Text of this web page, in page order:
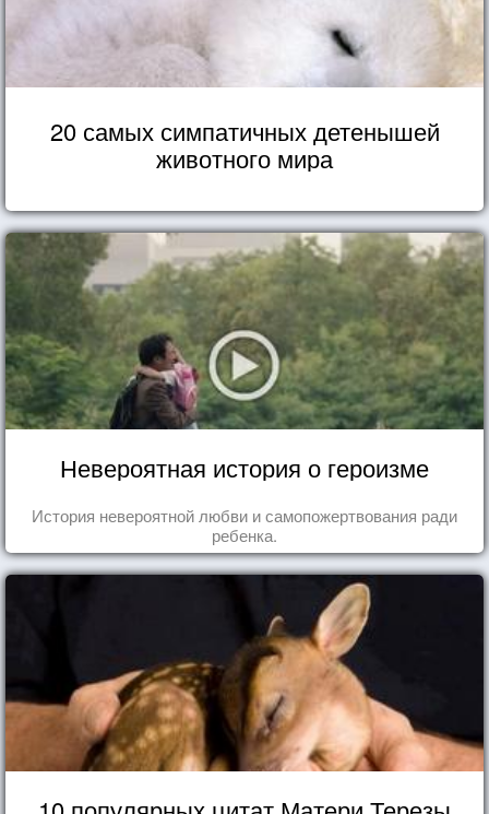
20 самых симпатичных детенышей
животного мира
Невероятная история о героизме
История невероятной любви и самопожертвования ради
ребенка.